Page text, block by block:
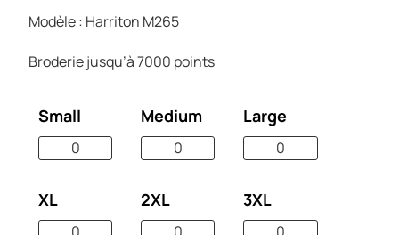
Modèle : Harriton M265
Broderie jusqu’à 7000 points
Small Medium Large
XL 2XL 3XL